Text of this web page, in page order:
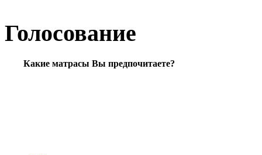
Голосование
Какие матрасы Вы предпочитаете?